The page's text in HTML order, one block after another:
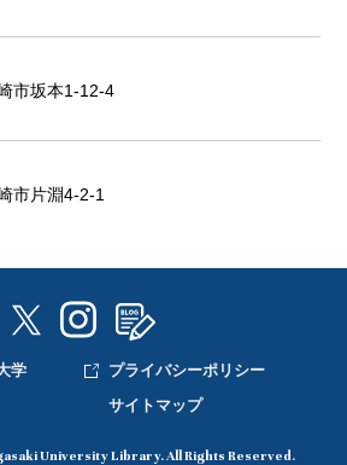
市坂本1-12-4
市片淵4-2-1
学
プライバシーポリシー
サイトマップ
University Library. All Rights Reserved.